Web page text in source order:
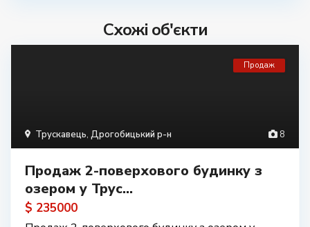
Схожі об'єкти
8
Трускавець, Дрогобицький р-н
Продаж
Продаж 2-поверхового будинку з
озером у Трус...
$ 235000